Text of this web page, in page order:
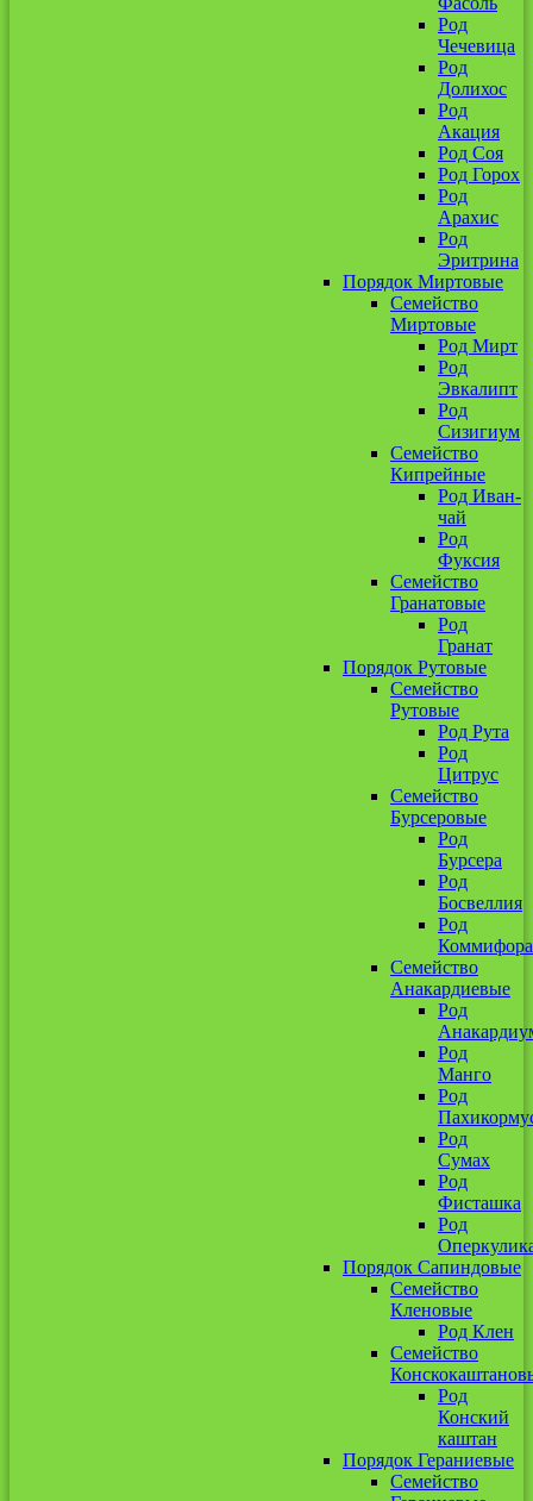
Род
Чечевица
Род
Долихос
Род
Акация
Род Соя
Род Горох
Род
Арахис
Род
Эритрина
Порядок Миртовые
Семейство
Миртовые
Род Мирт
Род
Эвкалипт
Род
Сизигиум
Семейство
Кипрейные
Род Иван-
чай
Род
Фуксия
Семейство
Гранатовые
Род
Гранат
Порядок Рутовые
Семейство
Рутовые
Род Рута
Род
Цитрус
Семейство
Бурсеровые
Род
Бурсера
Род
Босвеллия
Род
Коммифора
Семейство
Анакардиевые
Род
Род
Манго
Род
Род
Сумах
Род
Фисташка
Род
Порядок Сапиндовые
Семейство
Кленовые
Род Клен
Семейство
Род
Конский
каштан
Порядок Гераниевые
Семейство